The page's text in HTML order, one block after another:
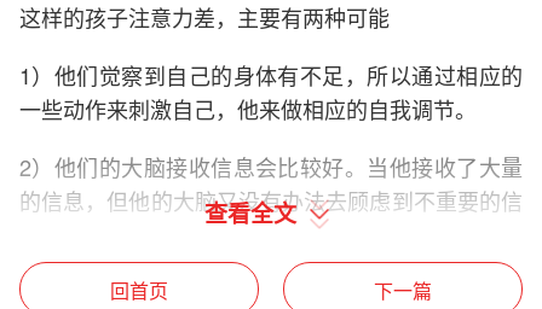
这样的孩子注意力差，主要有两种可能
1）他们觉察到自己的身体有不足，所以通过相应的
一些动作来刺激自己，他来做相应的自我调节。
2）他们的大脑接收信息会比较好。当他接收了大量
的信息，但他的大脑又没有办法去顾虑到不重要的信
息，所以他没有办法去控制住自己的行为。
紧张型的孩子
查看全文
回首页 下一篇